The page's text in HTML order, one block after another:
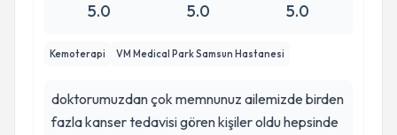
5.0 5.0 5.0
Kemoterapi VM Medical Park Samsun Hastanesi
doktorumuzdan çok memnunuz ailemizde birden
fazla kanser tedavisi gören kişiler oldu hepsinde